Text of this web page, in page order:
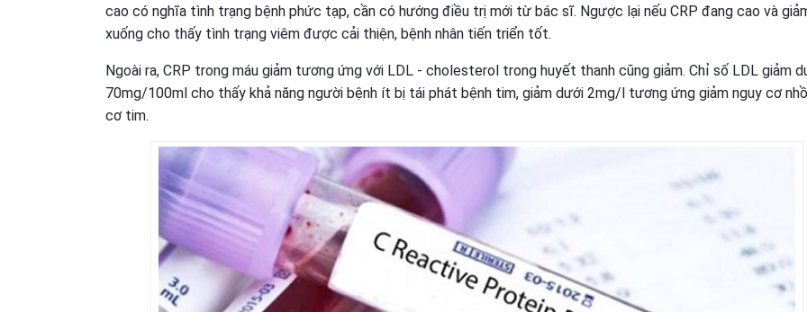
cao có nghĩa tình trạng bệnh phức tạp, cần có hướng điều trị mới từ bác sĩ. Ngược lại nếu CRP đang cao và
xuống cho thấy tình trạng viêm được cải thiện, bệnh nhân tiến triển tốt.
Ngoài ra, CRP trong máu giảm tương ứng với LDL - cholesterol trong huyết thanh cũng giảm. Chỉ số LDL giảm
70mg/100ml cho thấy khả năng người bệnh ít bị tái phát bệnh tim, giảm dưới 2mg/l tương ứng giảm nguy cơ
cơ tim.